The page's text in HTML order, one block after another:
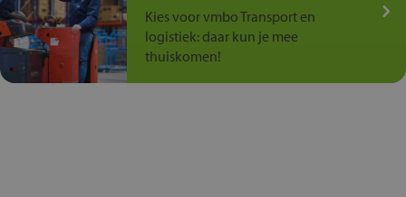
Kies voor vmbo Transport en
logistiek: daar kun je mee
thuiskomen!